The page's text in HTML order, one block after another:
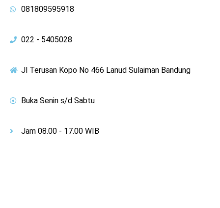
081809595918
022 - 5405028
Jl Terusan Kopo No 466 Lanud Sulaiman Bandung
Buka Senin s/d Sabtu
Jam 08.00 - 17.00 WIB